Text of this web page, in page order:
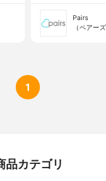
Pairs
（ペアーズ
1
カテゴリ